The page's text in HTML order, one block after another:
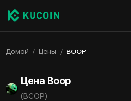
Домой / Цены / BOOP
Цена Boop
(BOOP)